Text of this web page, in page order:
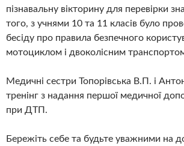
пізнавальну вікторину для перевірки
того, з учнями 10 та 11 класів було
бесіду про правила безпечного
мотоциклом і двоколісним
Медичні сестри Топорівська В.П. і
тренінг з надання першої медичної
при ДТП.
Бережіть себе та будьте уважними на